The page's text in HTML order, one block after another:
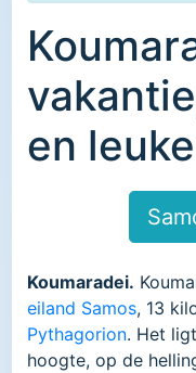
en
Koumaradei.
eiland Samos, 13
Pythagorion. Het
hoogte, op de